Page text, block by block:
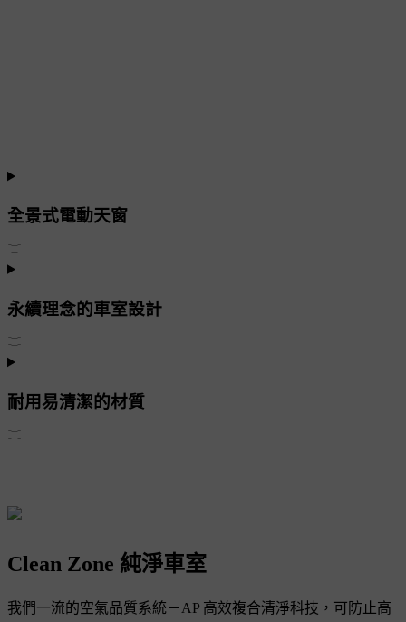
全景式電動天窗
永續理念的車室設計
耐用易清潔的材質
Clean Zone 純淨車室
我們一流的空氣品質系統－AP 高效複合清淨科技，可防止高